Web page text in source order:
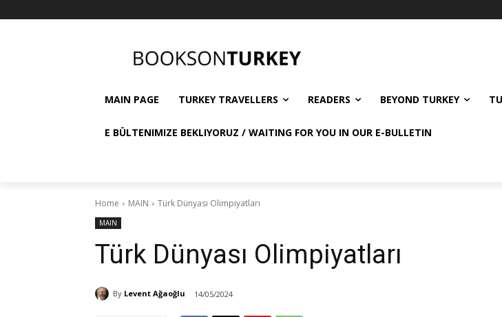
MAIN PAGE TURKEY TRAVELLERS READERS BEYOND TURKEY
E BÜLTENIMIZE BEKLIYORUZ / WAITING FOR YOU IN OUR E-BULLETIN
Home MAIN Türk Dünyası Olimpiyatları
MAIN
Türk Dünyası Olimpiyatları
By Levent Ağaoğlu 14/05/2024